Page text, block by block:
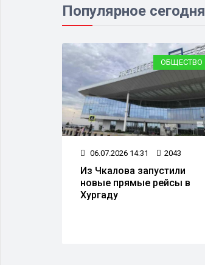
Популярное сегодня
ОБЩЕСТВО
06.07.2026 14:31 2043
Из Чкалова запустили
новые прямые рейсы в
Хургаду